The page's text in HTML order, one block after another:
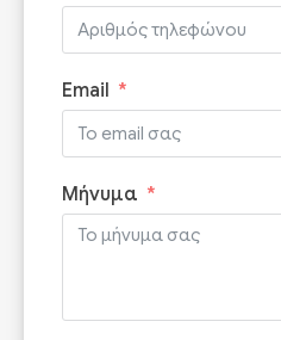
Email
Μήνυμα